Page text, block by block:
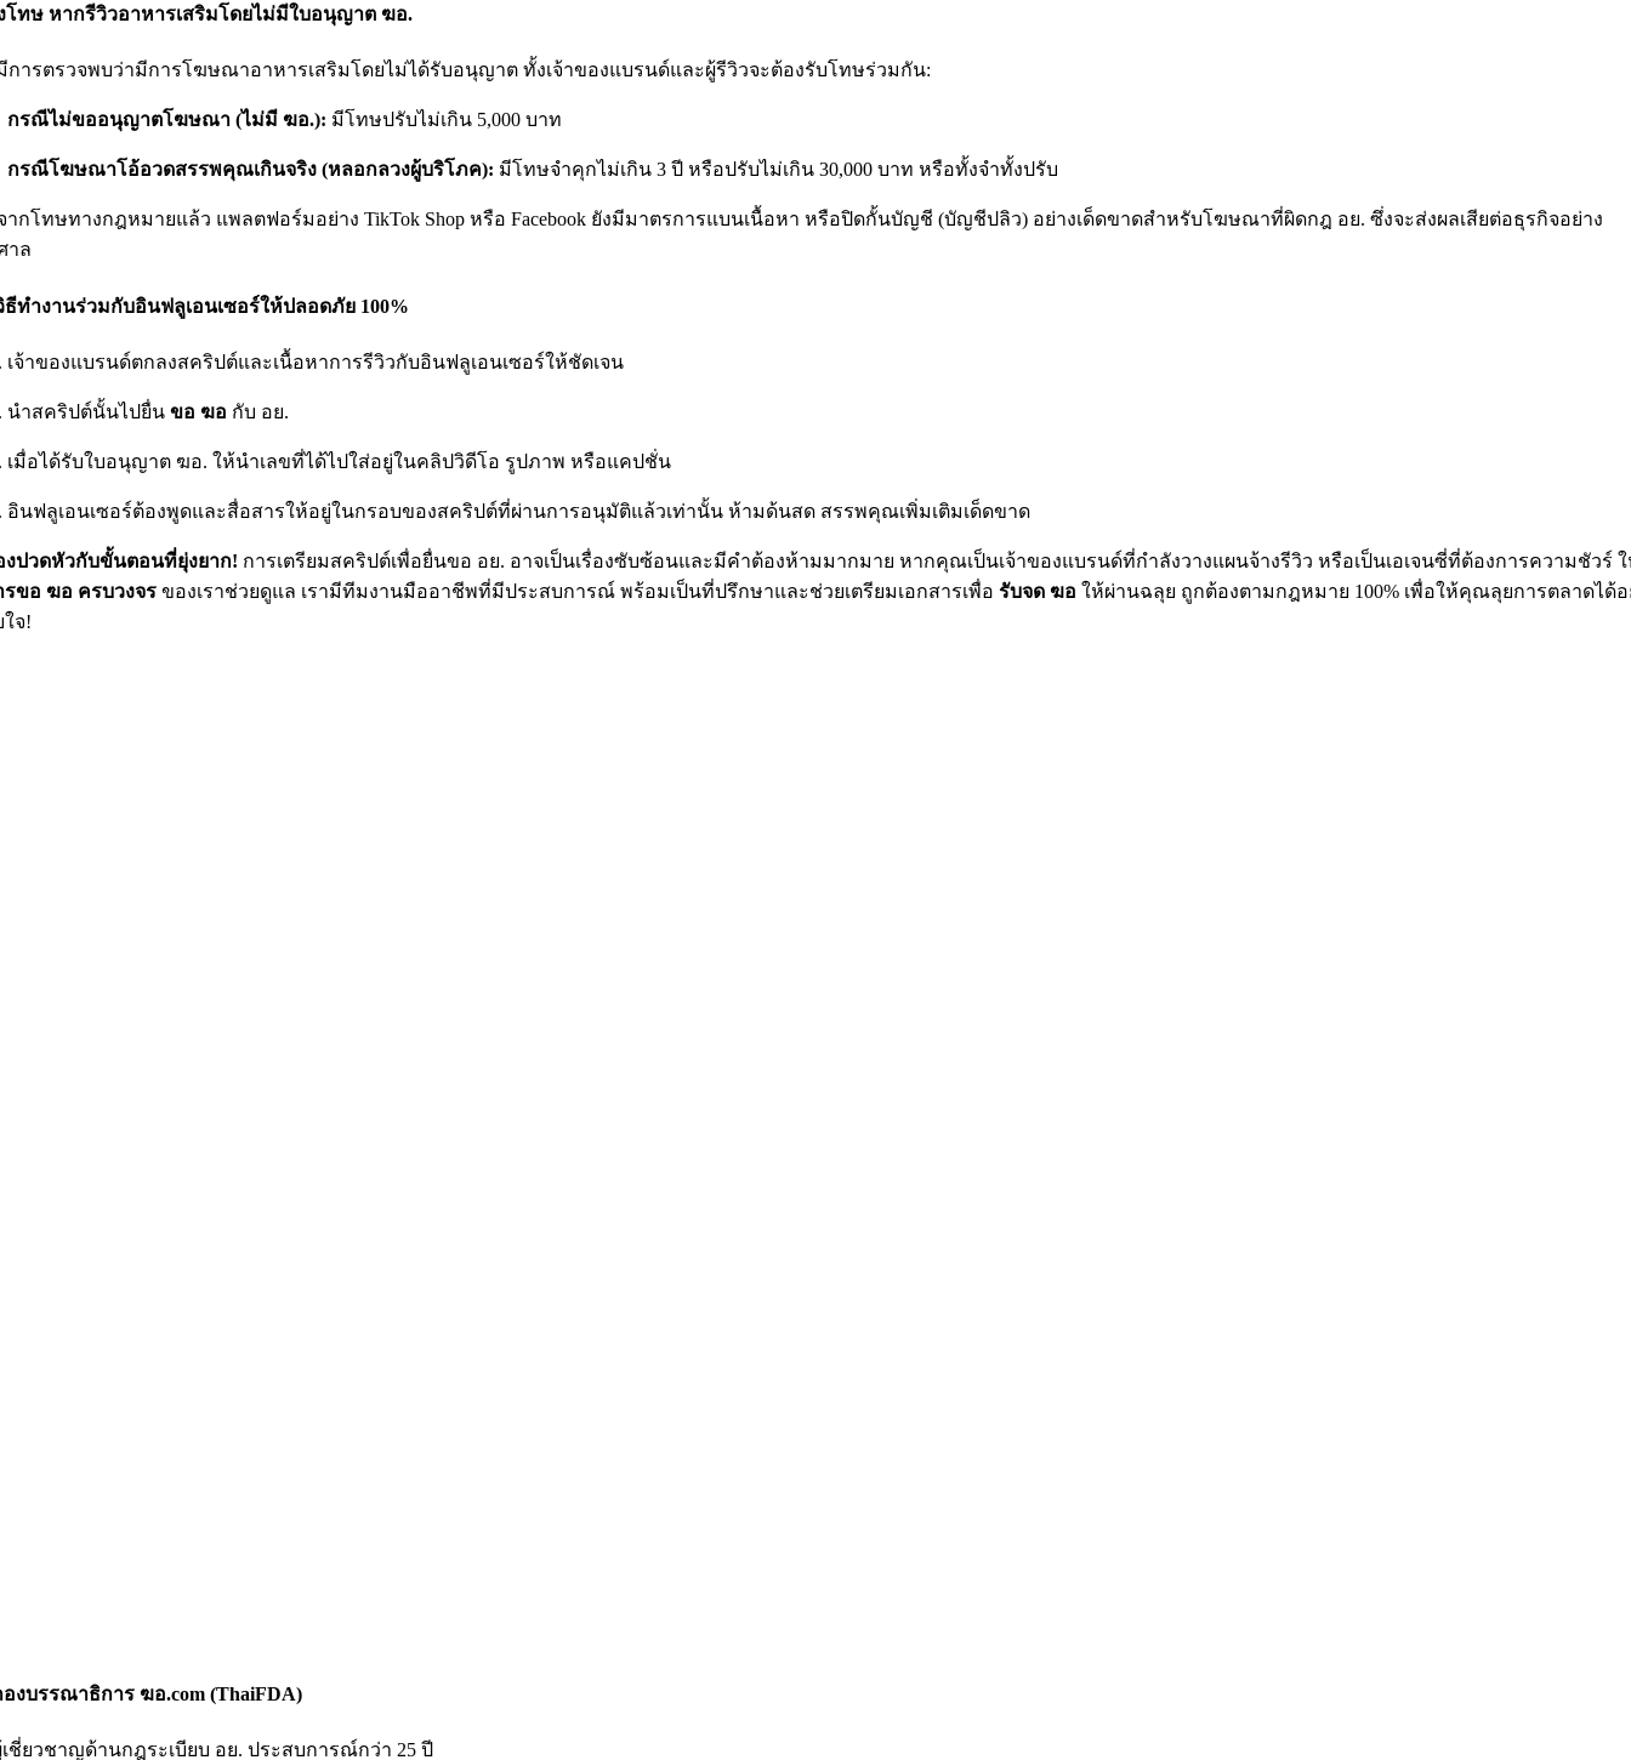
โทษ หากรีวิวอาหารเสริมโดยไม่มีใบอนุญาต ฆอ.
การตรวจพบว่ามีการโฆษณาอาหารเสริมโดยไม่ได้รับอนุญาต ทั้งเจ้าของแบรนด์และผู้รีวิวจะต้องรับโทษร่วมกัน:
กรณีไม่ขออนุญาตโฆษณา (ไม่มี ฆอ.): มีโทษปรับไม่เกิน 5,000 บาท
กรณีโฆษณาโอ้อวดสรรพคุณเกินจริง (หลอกลวงผู้บริโภค): มีโทษจำคุกไม่เกิน 3 ปี หรือปรับไม่เกิน 30,000 บาท หรือทั้งจำทั้งปรับ
ากโทษทางกฎหมายแล้ว แพลตฟอร์มอย่าง TikTok Shop หรือ Facebook ยังมีมาตรการแบนเนื้อหา หรือปิดกั้นบัญชี (บัญชีปลิว) อย่างเด็ดขาดสำหรับโฆษณาที่ผิดกฎ อย. ซึ่งจะส่งผลเสียต่อธุรกิจอย่าง
าล
ธีทำงานร่วมกับอินฟลูเอนเซอร์ให้ปลอดภัย 100%
เจ้าของแบรนด์ตกลงสคริปต์และเนื้อหาการรีวิวกับอินฟลูเอนเซอร์ให้ชัดเจน
นำสคริปต์นั้นไปยื่น ขอ ฆอ กับ อย.
เมื่อได้รับใบอนุญาต ฆอ. ให้นำเลขที่ได้ไปใส่อยู่ในคลิปวิดีโอ รูปภาพ หรือแคปชั่น
อินฟลูเอนเซอร์ต้องพูดและสื่อสารให้อยู่ในกรอบของสคริปต์ที่ผ่านการอนุมัติแล้วเท่านั้น ห้ามด้นสด สรรพคุณเพิ่มเติมเด็ดขาด
งปวดหัวกับขั้นตอนที่ยุ่งยาก! การเตรียมสคริปต์เพื่อยื่นขอ อย. อาจเป็นเรื่องซับซ้อนและมีคำต้องห้ามมากมาย หากคุณเป็นเจ้าของแบรนด์ที่กำลังวางแผนจ้างรีวิว หรือเป็นเอเจนซี่ที่ต้องการความชัวร์
รขอ ฆอ ครบวงจรของเราช่วยดูแล เรามีทีมงานมืออาชีพที่มีประสบการณ์ พร้อมเป็นที่ปรึกษาและช่วยเตรียมเอกสารเพื่อ รับจด ฆอ ให้ผ่านฉลุย ถูกต้องตามกฎหมาย 100% เพื่อให้คุณลุยการตลาดได้อ
จ!
งบรรณาธิการ ฆอ.com (ThaiFDA)
ชี่ยวชาญด้านกฎระเบียบ อย. ประสบการณ์กว่า 25 ปี